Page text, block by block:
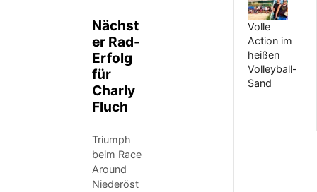
Nächst
er Rad-
Erfolg
für
Charly
Fluch
Triumph
beim Race
Around
Niederöst
Volle
Action im
heißen
Volleyball-
Sand